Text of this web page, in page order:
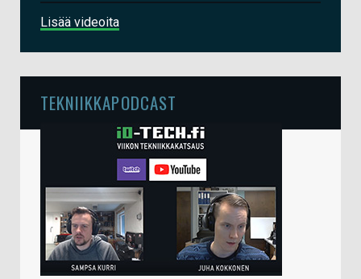
Lisää videoita
TEKNIIKKAPODCAST